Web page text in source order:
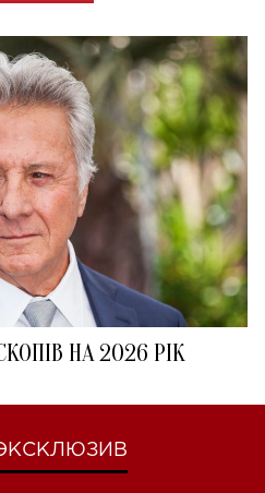
НА 2026 РІК